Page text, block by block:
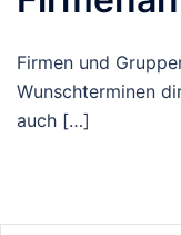
Firmen und
Wunschterminen
auch […]